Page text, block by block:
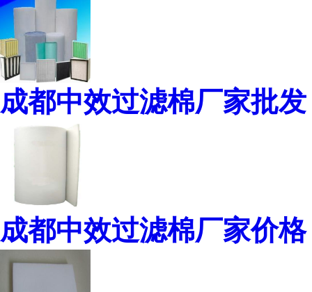
成都中效过滤棉厂家批发
成都中效过滤棉厂家价格